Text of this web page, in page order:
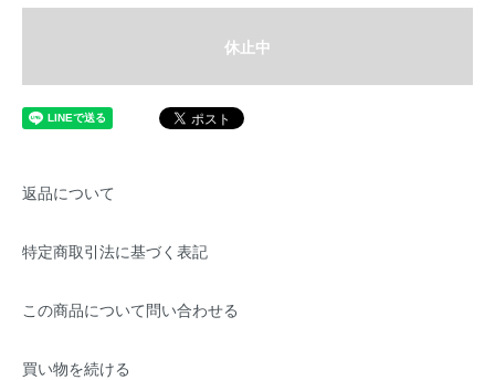
休止中
返品について
特定商取引法に基づく表記
この商品について問い合わせる
買い物を続ける